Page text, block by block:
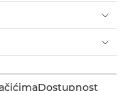
Dostupnost